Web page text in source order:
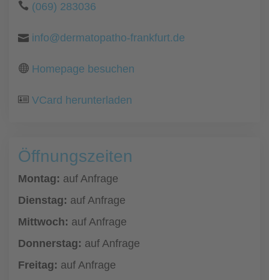
(069) 283036
info@dermatopatho-frankfurt.de
Homepage besuchen
VCard herunterladen
Öffnungszeiten
Montag: auf Anfrage
Dienstag: auf Anfrage
Mittwoch: auf Anfrage
Donnerstag: auf Anfrage
Freitag: auf Anfrage